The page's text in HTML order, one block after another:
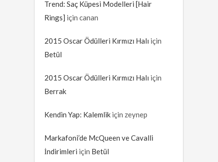
Trend: Saç Küpesi Modelleri [Hair
Rings] içincanan
2015 Oscar Ödülleri Kırmızı Halı için
Betül
2015 Oscar Ödülleri Kırmızı Halı için
Berrak
Kendin Yap: Kalemlik için zeynep
Markafoni’de McQueen ve Cavalli
İndirimleri için Betül